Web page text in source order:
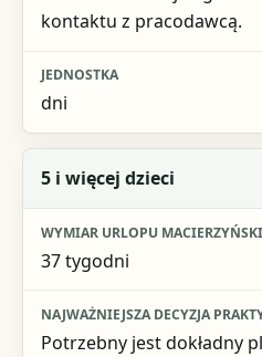
kontaktu z pracodawcą.
dni
5 i więcej dzieci
37 tygodni
Potrzebny jest dokładny